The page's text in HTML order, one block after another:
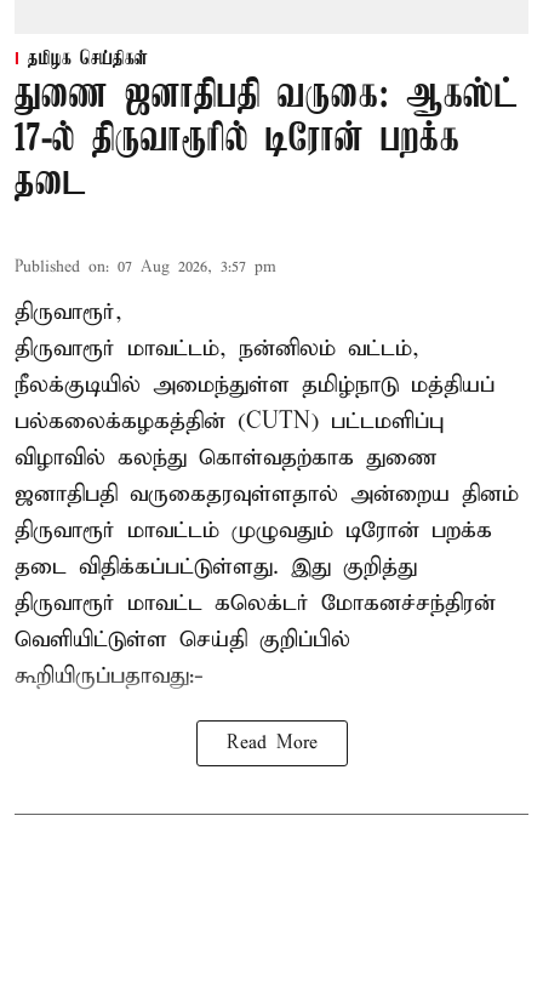
தமிழக செய்திகள்
துணை ஜனாதிபதி வருகை: ஆகஸ்ட்
17-ல் திருவாரூரில் டிரோன் பறக்க
தடை
Published on: 07 Aug 2026, 3:57 pm
திருவாரூர்,
திருவாரூர் மாவட்டம், நன்னிலம் வட்டம்,
நீலக்குடியில் அமைந்துள்ள தமிழ்நாடு மத்தியப்
பல்கலைக்கழகத்தின் (CUTN) பட்டமளிப்பு
விழாவில் கலந்து கொள்வதற்காக துணை
ஜனாதிபதி வருகைதரவுள்ளதால் அன்றைய தினம்
திருவாரூர் மாவட்டம் முழுவதும் டிரோன் பறக்க
தடை விதிக்கப்பட்டுள்ளது. இது குறித்து
திருவாரூர் மாவட்ட கலெக்டர் மோகனச்சந்திரன்
வெளியிட்டுள்ள செய்தி குறிப்பில்
கூறியிருப்பதாவது:-
Read More